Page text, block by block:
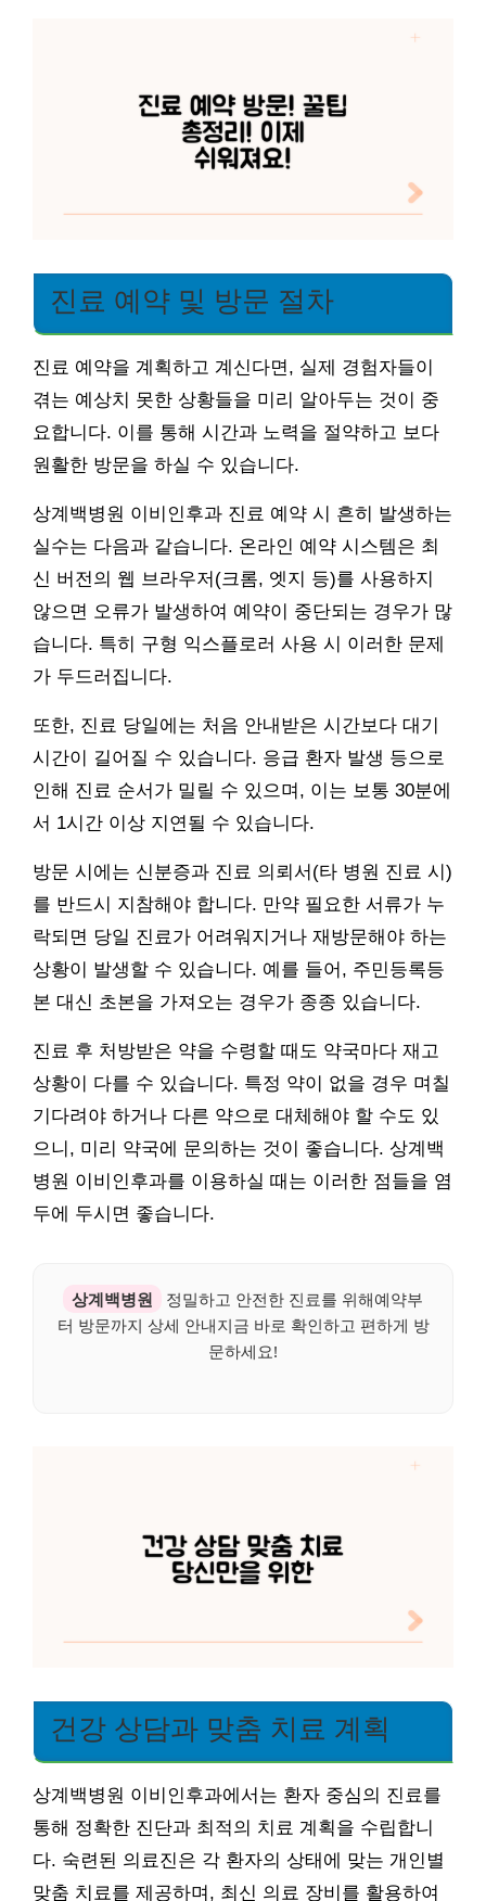
진료 예약 및 방문 절차
진료 예약을 계획하고 계신다면, 실제 경험자들이
겪는 예상치 못한 상황들을 미리 알아두는 것이 중
요합니다. 이를 통해 시간과 노력을 절약하고 보다
원활한 방문을 하실 수 있습니다.
상계백병원 이비인후과 진료 예약 시 흔히 발생하는
실수는 다음과 같습니다. 온라인 예약 시스템은 최
신 버전의 웹 브라우저(크롬, 엣지 등)를 사용하지
않으면 오류가 발생하여 예약이 중단되는 경우가 많
습니다. 특히 구형 익스플로러 사용 시 이러한 문제
가 두드러집니다.
또한, 진료 당일에는 처음 안내받은 시간보다 대기
시간이 길어질 수 있습니다. 응급 환자 발생 등으로
인해 진료 순서가 밀릴 수 있으며, 이는 보통 30분에
서 1시간 이상 지연될 수 있습니다.
방문 시에는 신분증과 진료 의뢰서(타 병원 진료 시)
를 반드시 지참해야 합니다. 만약 필요한 서류가 누
락되면 당일 진료가 어려워지거나 재방문해야 하는
상황이 발생할 수 있습니다. 예를 들어, 주민등록등
본 대신 초본을 가져오는 경우가 종종 있습니다.
진료 후 처방받은 약을 수령할 때도 약국마다 재고
상황이 다를 수 있습니다. 특정 약이 없을 경우 며칠
기다려야 하거나 다른 약으로 대체해야 할 수도 있
으니, 미리 약국에 문의하는 것이 좋습니다. 상계백
병원 이비인후과를 이용하실 때는 이러한 점들을 염
두에 두시면 좋습니다.
상계백병원
정밀하고 안전한 진료를 위해예약부
터 방문까지 상세 안내지금 바로 확인하고 편하게 방
문하세요!
건강 상담과 맞춤 치료 계획
상계백병원 이비인후과에서는 환자 중심의 진료를
통해 정확한 진단과 최적의 치료 계획을 수립합니
다. 숙련된 의료진은 각 환자의 상태에 맞는 개인별
맞춤 치료를 제공하며, 최신 의료 장비를 활용하여